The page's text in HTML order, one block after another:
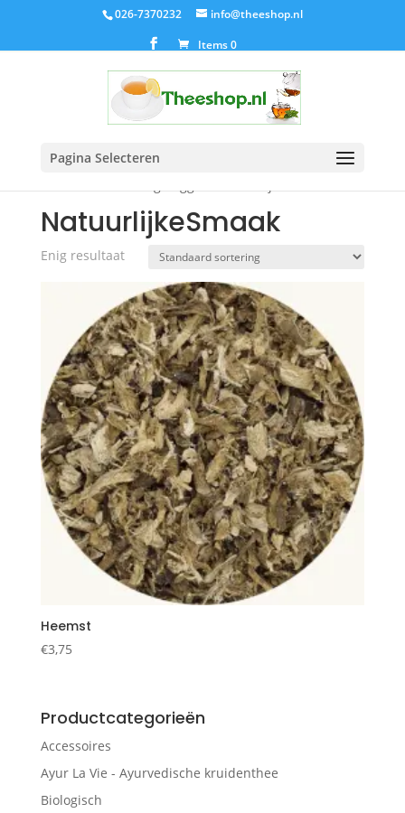
026-7370232
info@theeshop.nl
Items 0
Pagina Selecteren
NatuurlijkeSmaak
Enig resultaat
Heemst
€3,75
Productcategorieën
Accessoires
Ayur La Vie - Ayurvedische kruidenthee
Biologisch